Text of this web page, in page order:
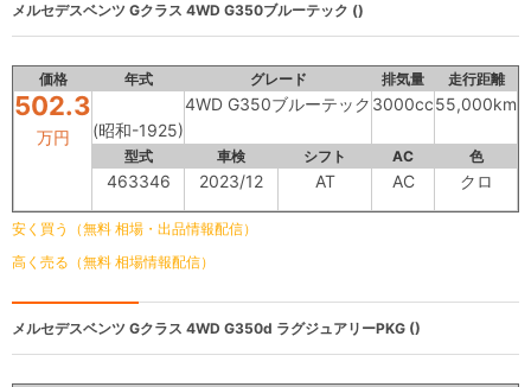
メルセデスベンツ Gクラス 4WD G350ブルーテック ()
価格 年式 グレード 排気量 走行距離
502.3
万円 (昭和-1925)
4WD G350ブルーテック 3000cc55,000km
型式 車検 シフト AC 色
463346 2023/12 AT AC クロ
安く買う（無料 相場・出品情報配信）
高く売る（無料 相場情報配信）
メルセデスベンツ Gクラス 4WD G350d ラグジュアリーPKG ()